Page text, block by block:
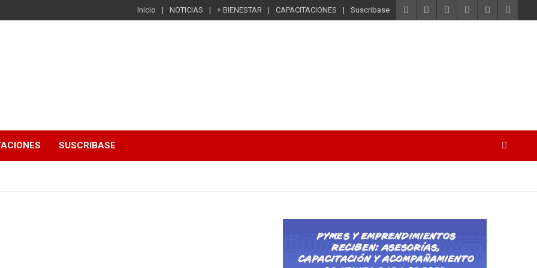
Inicio NOTICIAS + BIENESTAR CAPACITACIONES Suscribase
SUSCRIBASE